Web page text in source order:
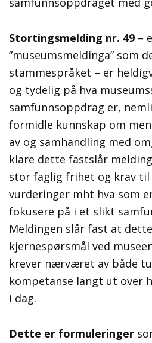
Stortingsmelding nr. 49 –
”museumsmeldinga” som
stammespråket – er
og tydelig på hva
samfunnsoppdrag er,
formidle kunnskap om
av og samhandling med
klare dette fastslår
stor faglig frihet og krav til
vurderinger mht hva som
fokusere på i et slikt
Meldingen slår fast at
kjernespørsmål ved
krever nærværet av både
kompetanse langt ut over
i dag.
Dette er formuleringer